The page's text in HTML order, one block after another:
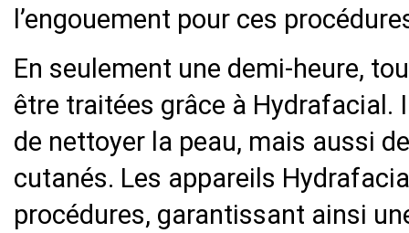
l’engouement pour ces
En seulement une demi-heure,
être traitées grâce à
de nettoyer la peau, mais aussi
cutanés. Les appareils
procédures, garantissant ainsi